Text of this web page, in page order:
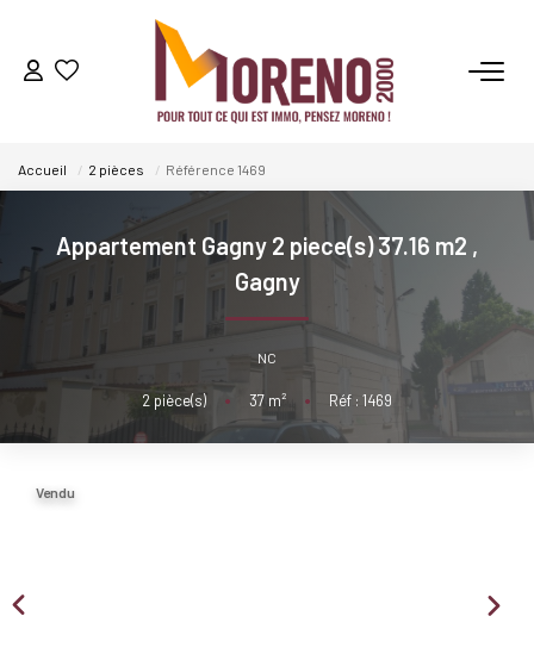
VENTES
LOCATIONS
GESTION
ESTIMATION
NOS AGENCES
Accueil 2 pièces Référence 1469
Appartement Gagny 2 piece(s) 37.16 m2 ,
Gagny
NC
2 pièce(s) • 37 m² • Réf : 1469
Vendu